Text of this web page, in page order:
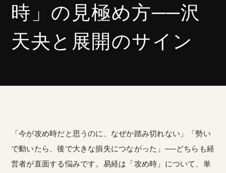
時」の見極め方──沢
天夬と展開のサイン
「今が攻め時だと思うのに、なぜか踏み切れない」「勢い
で動いたら、後で大きな損失につながった」──どちらも経
営者が直面する悩みです。易経は「攻め時」について、単